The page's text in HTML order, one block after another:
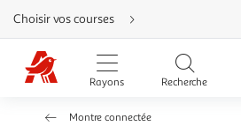
Aller
directement
au
contenu
Aller
directement
Aller
Choisir vos courses
Rayons Recherche
Montre connectée